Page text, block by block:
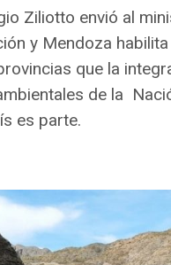
Ziliotto envió al
y Mendoza
que la
de la
es parte.